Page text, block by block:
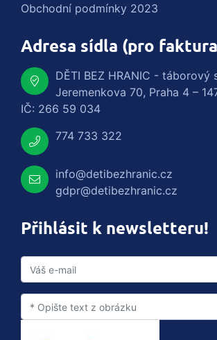
Obchodní podmínky 2023
Adresa sídla (pro
DĚTI BEZ HRANIC - táborový
Jeremenkova 70, Praha 4 –
IČ: 266 59 034
774 733 322
info@detibezhranic.cz
gdpr@detibezhranic.cz
Přihlásit k newsletteru!